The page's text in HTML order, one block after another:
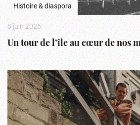
Histoire & diaspora
8 juin 2026
Un tour de l’île au cœur de nos